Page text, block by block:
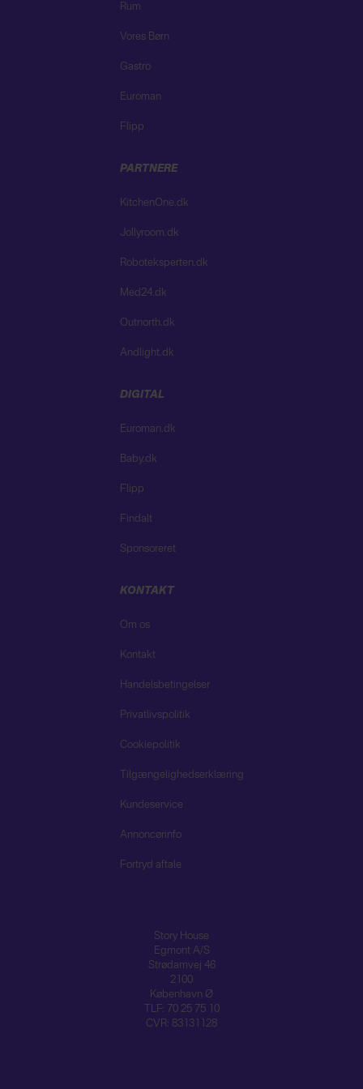
Rum
Vores Børn
Gastro
Euroman
Flipp
PARTNERE
KitchenOne.dk
Jollyroom.dk
Roboteksperten.dk
Med24.dk
Outnorth.dk
Andlight.dk
DIGITAL
Euroman.dk
Baby.dk
Flipp
Findalt
Sponsoreret
KONTAKT
Om os
Kontakt
Handelsbetingelser
Privatlivspolitik
Cookiepolitik
Tilgængelighedserklæring
Kundeservice
Annoncørinfo
Fortryd aftale
Story House
Egmont A/S
Strødamvej 46
2100
København Ø
TLF: 70 25 75 10
CVR: 83131128